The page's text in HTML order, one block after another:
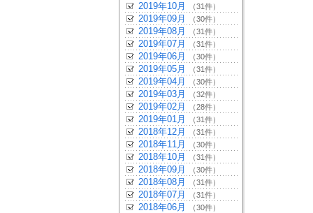
2019年10月 （31件）
2019年09月 （30件）
2019年08月 （31件）
2019年07月 （31件）
2019年06月 （30件）
2019年05月 （31件）
2019年04月 （30件）
2019年03月 （32件）
2019年02月 （28件）
2019年01月 （31件）
2018年12月 （31件）
2018年11月 （30件）
2018年10月 （31件）
2018年09月 （30件）
2018年08月 （31件）
2018年07月 （31件）
2018年06月 （30件）